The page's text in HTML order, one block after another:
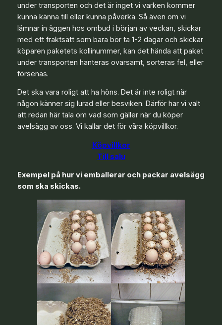
under transporten och det är inget vi varken kommer
kunna känna till eller kunna påverka. Så även om vi
lämnar in äggen hos ombud i början av veckan, skickar
med ett fraktsätt som bara bör ta 1-2 dagar och skickar
köparen paketets kollinummer, kan det hända att paket
under transporten hanteras ovarsamt, sorteras fel, eller
försenas.
Det ska vara roligt att ha höns. Det är inte roligt när
någon känner sig lurad eller besviken. Därför har vi valt
att redan här tala om vad som gäller när du köper
avelsägg av oss. Vi kallar det för våra köpvillkor.
Köpvillkor
Till salu
Exempel på hur vi emballerar och packar avelsägg
som ska skickas.